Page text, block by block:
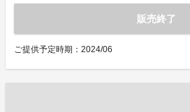
販売終了
ご提供予定時期：2024/06